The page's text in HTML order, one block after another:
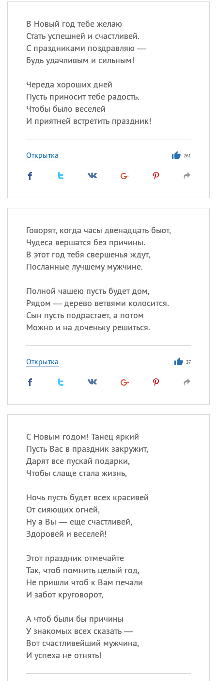
В Новый год тебе желаю
Стать успешней и счастливей.
С праздниками поздравляю —
Будь удачливым и сильным!
Череда хороших дней
Пусть приносит тебе радость.
Чтобы было веселей
И приятней встретить праздник!
Открытка 261
Говорят, когда часы двенадцать бьют,
Чудеса вершатся без причины.
В этот год тебя свершенья ждут,
Посланные лучшему мужчине.
Полной чашею пусть будет дом,
Рядом — дерево ветвями колосится.
Сын пусть подрастает, а потом
Можно и на доченьку решиться.
Открытка 37
С Новым годом! Танец яркий
Пусть Вас в праздник закружит,
Дарят все пускай подарки,
Чтобы слаще стала жизнь,
Ночь пусть будет всех красивей
От сияющих огней,
Ну а Вы — еще счастливей,
Здоровей и веселей!
Этот праздник отмечайте
Так, чтоб помнить целый год,
Не пришли чтоб к Вам печали
И забот круговорот,
А чтоб были бы причины
У знакомых всех сказать —
Вот счастливейший мужчина,
И успеха не отнять!